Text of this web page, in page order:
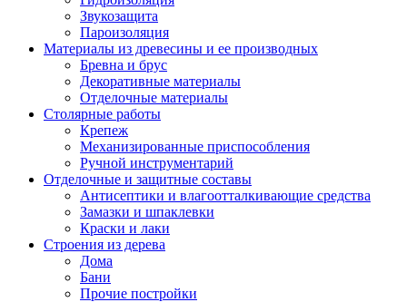
Звукозащита
Пароизоляция
Материалы из древесины и ее производных
Бревна и брус
Декоративные материалы
Отделочные материалы
Столярные работы
Крепеж
Механизированные приспособления
Ручной инструментарий
Отделочные и защитные составы
Антисептики и влагоотталкивающие средства
Замазки и шпаклевки
Краски и лаки
Строения из дерева
Дома
Бани
Прочие постройки